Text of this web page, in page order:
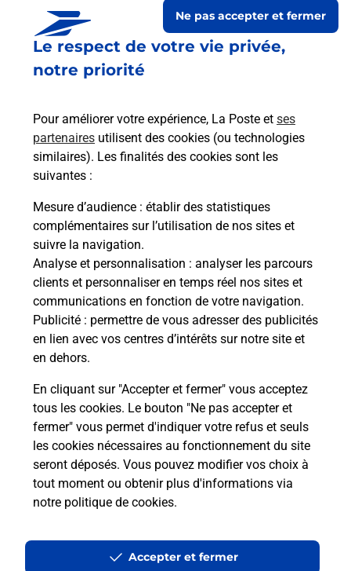
Le respect de votre vie privée,
notre priorité
Pour améliorer votre expérience, La Poste et ses
partenaires utilisent des cookies (ou technologies
similaires). Les finalités des cookies sont les
suivantes :
Mesure d’audience : établir des statistiques
complémentaires sur l’utilisation de nos sites et
suivre la navigation.
Analyse et personnalisation : analyser les parcours
clients et personnaliser en temps réel nos sites et
communications en fonction de votre navigation.
Publicité : permettre de vous adresser des publicités
en lien avec vos centres d’intérêts sur notre site et
en dehors.
En cliquant sur "Accepter et fermer" vous acceptez
tous les cookies. Le bouton "Ne pas accepter et
fermer" vous permet d'indiquer votre refus et seuls
les cookies nécessaires au fonctionnement du site
seront déposés. Vous pouvez modifier vos choix à
tout moment ou obtenir plus d'informations via
notre politique de cookies.
Ne pas accepter et fermer
Accepter et fermer
Boîte aux Lettres La Poste
1 Impasse Des Roseaux
03150 Montoldre
Le lien s'ouvre dans un nouvel onglet
Boîte aux Lettres La Poste
Collecte du courrier aujourd'hui à 08h30
37 Rue Du Colonel Besson
03150 Montoldre
Le lien s'ouvre dans un nouvel onglet
Localiser Liste Boîtes aux lettres Allier Montoldre
Accessibilité : partiellement conforme